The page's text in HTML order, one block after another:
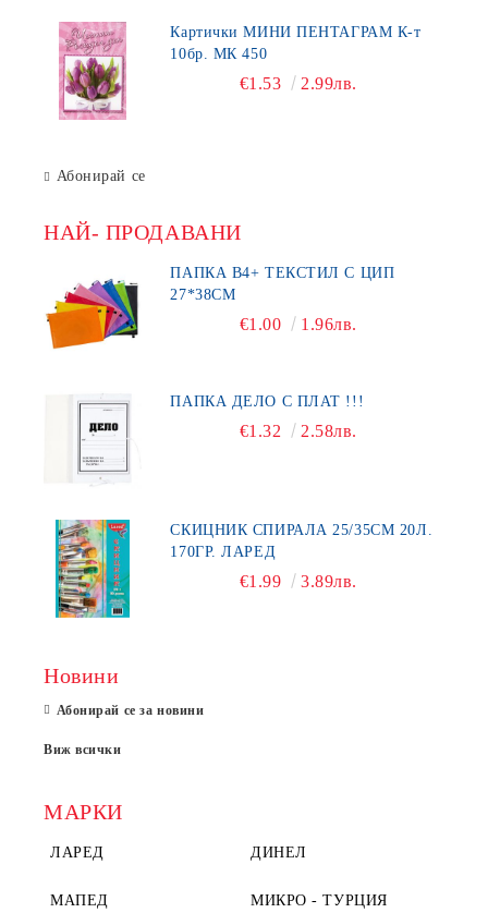
Картички МИНИ ПЕНТАГРАМ К-т
10бр. МК 450
€1.53 2.99лв.
Абонирай се
НАЙ- ПРОДАВАНИ
ПАПКА В4+ ТЕКСТИЛ С ЦИП
27*38СМ
€1.00 1.96лв.
ПАПКА ДЕЛО С ПЛАТ !!!
€1.32 2.58лв.
СКИЦНИК СПИРАЛА 25/35СМ 20Л.
170ГР. ЛАРЕД
€1.99 3.89лв.
Новини
Абонирай се за новини
Виж всички
МАРКИ
ЛАРЕД ДИНЕЛ
МАПЕД МИКРО - ТУРЦИЯ